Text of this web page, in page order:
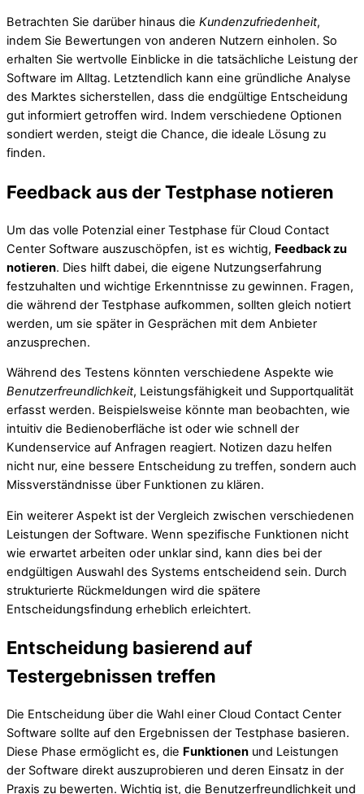
Betrachten Sie darüber hinaus die Kundenzufriedenheit,
indem Sie Bewertungen von anderen Nutzern einholen. So
erhalten Sie wertvolle Einblicke in die tatsächliche Leistung der
Software im Alltag. Letztendlich kann eine gründliche Analyse
des Marktes sicherstellen, dass die endgültige Entscheidung
gut informiert getroffen wird. Indem verschiedene Optionen
sondiert werden, steigt die Chance, die ideale Lösung zu
finden.
Feedback aus der Testphase notieren
Um das volle Potenzial einer Testphase für Cloud Contact
Center Software auszuschöpfen, ist es wichtig, Feedback zu
notieren. Dies hilft dabei, die eigene Nutzungserfahrung
festzuhalten und wichtige Erkenntnisse zu gewinnen. Fragen,
die während der Testphase aufkommen, sollten gleich notiert
werden, um sie später in Gesprächen mit dem Anbieter
anzusprechen.
Während des Testens könnten verschiedene Aspekte wie
Benutzerfreundlichkeit, Leistungsfähigkeit und Supportqualität
erfasst werden. Beispielsweise könnte man beobachten, wie
intuitiv die Bedienoberfläche ist oder wie schnell der
Kundenservice auf Anfragen reagiert. Notizen dazu helfen
nicht nur, eine bessere Entscheidung zu treffen, sondern auch
Missverständnisse über Funktionen zu klären.
Ein weiterer Aspekt ist der Vergleich zwischen verschiedenen
Leistungen der Software. Wenn spezifische Funktionen nicht
wie erwartet arbeiten oder unklar sind, kann dies bei der
endgültigen Auswahl des Systems entscheidend sein. Durch
strukturierte Rückmeldungen wird die spätere
Entscheidungsfindung erheblich erleichtert.
Entscheidung basierend auf
Testergebnissen treffen
Die Entscheidung über die Wahl einer Cloud Contact Center
Software sollte auf den Ergebnissen der Testphase basieren.
Diese Phase ermöglicht es, die Funktionen und Leistungen
der Software direkt auszuprobieren und deren Einsatz in der
Praxis zu bewerten. Wichtig ist, die Benutzerfreundlichkeit und